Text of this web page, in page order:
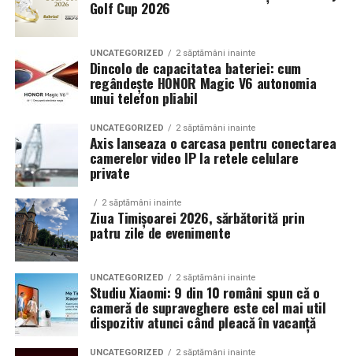
Un aspect specific evenimentelor auto din Cluj este
prezenta multor masini care nu sunt doar proiecte de
show, ci si vehicule utilizate zilnic. Proprietarii acestora
cauta solutii care sa le permita sa participe la
evenimente fara a sacrifica complet confortul sau
siguranta pe drumurile publice.
In acest context, anvelopele alese trebuie sa ofere un
echilibru intre aspect si functionalitate. Multi pasionati
opteaza pentru anvelope care arata bine la show, dar
care pot fi folosite si in conditii reale de trafic,
indiferent de vreme sau sezon.
De ce conteaza tipul de anvelopa la evenimentele din
Cluj
Clujul este un oras in care vremea poate fi imprevizibila,
iar drumurile din imprejurimi includ atat zone urbane,
cat si trasee montane sau colinare. O masina pregatita
Golf Cup 2026
UNCATEGORIZED 2 săptămâni inainte
Dincolo de capacitatea bateriei: cum
regândește HONOR Magic V6 autonomia
unui telefon pliabil
UNCATEGORIZED 2 săptămâni inainte
Axis lanseaza o carcasa pentru conectarea
camerelor video IP la retele celulare
private
2 săptămâni inainte
Ziua Timișoarei 2026, sărbătorită prin
patru zile de evenimente
UNCATEGORIZED 2 săptămâni inainte
Studiu Xiaomi: 9 din 10 români spun că o
cameră de supraveghere este cel mai util
dispozitiv atunci când pleacă în vacanță
UNCATEGORIZED 2 săptămâni inainte